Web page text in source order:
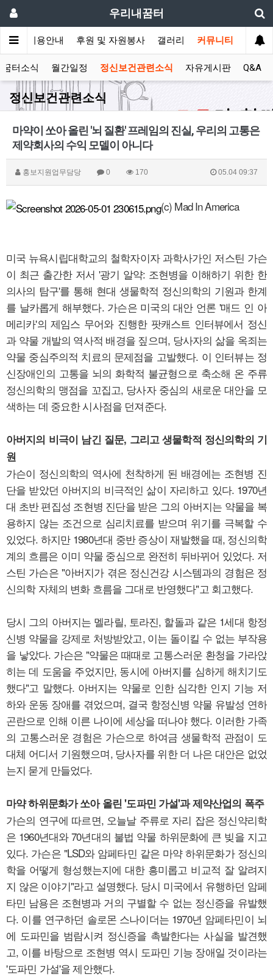
우리내꿈터
내 이용안내 후원 및 자원봉사 갤러리 커뮤니티
꿈터소식 월간일정 정신보건관련소식 자유게시판 Q&A
정신보건관련소식
마약이 쏘아 올린 '뇌 질환' 프레임의 진실, 우리의 고통은
제약회사의 수익 모델이 아니다
홍보지원업무담당 0 170 05.04 09:37
(c) Mad In America
미국 뉴욕시립대학교의 철학자이자 과학사가인 저스틴 가슨
이 최근 출간한 저서 '광기 알약: 조현병을 이해하기 위한 한
의사의 탐구'를 통해 현대 생물학적 정신의학의 기원과 한계
를 날카롭게 해부했다. 가슨은 미국의 대안 언론 '매드 인 아
메리카'의 제임스 무어와 진행한 팟캐스트 인터뷰에서 정신
과 약물 개발의 역사적 배경을 짚으며, 당사자의 삶을 옥죄는
약물 중심주의적 치료의 문제점을 고발했다. 이 인터뷰는 정
신장애인의 고통을 뇌의 화학적 불균형으로 축소해 온 주류
정신의학의 맹점을 꼬집고, 당사자 중심의 새로운 대안을 모
색하는 데 중요한 시사점을 던져준다.
아버지의 비극이 남긴 질문, 그리고 생물학적 정신의학의 기
원
가슨이 정신의학의 역사에 천착하게 된 배경에는 조현병 진
단을 받았던 아버지의 비극적인 삶이 자리하고 있다. 1970년
대 초반 편집성 조현병 진단을 받은 그의 아버지는 약물을 복
용하지 않는 조건으로 심리치료를 받으며 위기를 극복할 수
있었다. 하지만 1980년대 중반 증상이 재발했을 때, 정신의학
계의 흐름은 이미 약물 중심으로 완전히 뒤바뀌어 있었다. 저
스틴 가슨은 "아버지가 겪은 정신건강 시스템과의 경험은 정
신의학 자체의 변화 흐름을 그대로 반영했다"고 회고했다.
당시 그의 아버지는 멜라릴, 토라진, 할돌과 같은 1세대 항정
신병 약물을 강제로 처방받았고, 이는 돌이킬 수 없는 부작용
을 낳았다. 가슨은 "약물은 때때로 고통스러운 환청을 가라앉
히는 데 도움을 주었지만, 동시에 아버지를 심하게 해치기도
했다"고 말했다. 아버지는 약물로 인한 심각한 인지 기능 저
하와 운동 장애를 겪었으며, 결국 항정신병 약물 유발성 연하
곤란으로 인해 이른 나이에 세상을 떠나야 했다. 이러한 가족
의 고통스러운 경험은 가슨으로 하여금 생물학적 관점이 도
대체 어디서 기원했으며, 당사자를 위한 더 나은 대안은 없었
는지 묻게 만들었다.
마약 하위문화가 쏘아 올린 '도파민 가설'과 제약산업의 폭주
가슨의 연구에 따르면, 오늘날 주류로 자리 잡은 정신약리학
은 1960년대와 70년대의 불법 약물 하위문화에 큰 빚을 지고
있다. 가슨은 "LSD와 암페타민 같은 마약 하위문화가 정신의
학을 어떻게 형성했는지에 대한 흥미롭고 비교적 잘 알려지
지 않은 이야기"라고 설명했다. 당시 미국에서 유행하던 암페
타민 남용은 조현병과 거의 구별할 수 없는 정신증을 유발했
다. 이를 연구하던 솔로몬 스나이더는 1970년 암페타민이 뇌
에 도파민을 범람시켜 정신증을 촉발한다는 사실을 발견했
고, 이를 바탕으로 조현병 역시 도파민 기능 장애일 것이라는
'도파민 가설'을 제안했다.